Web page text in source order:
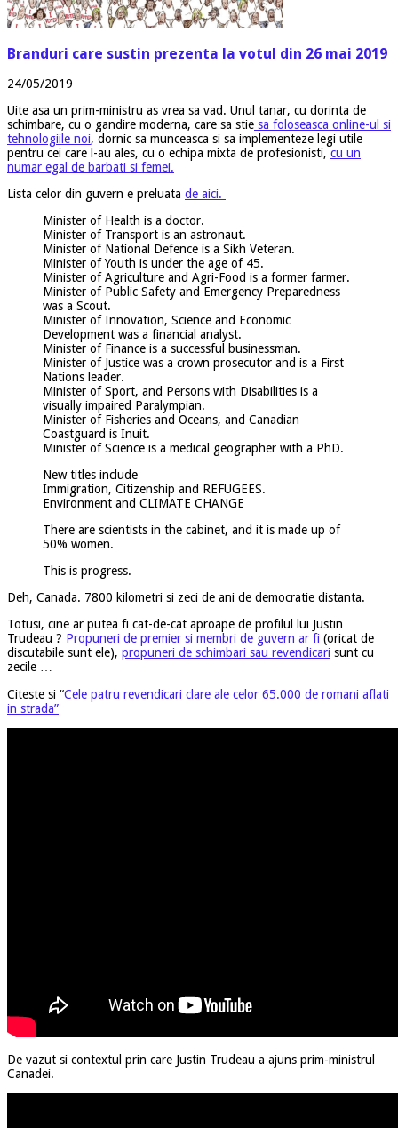
Branduri care sustin prezenta la votul din 26 mai 2019
24/05/2019
Uite asa un prim-ministru as vrea sa vad. Unul tanar, cu dorinta de
schimbare, cu o gandire moderna, care sa stie sa foloseasca online-ul si
tehnologiile noi, dornic sa munceasca si sa implementeze legi utile
pentru cei care l-au ales, cu o echipa mixta de profesionisti, cu un
numar egal de barbati si femei.
Lista celor din guvern e preluata de aici.
Minister of Health is a doctor.
Minister of Transport is an astronaut.
Minister of National Defence is a Sikh Veteran.
Minister of Youth is under the age of 45.
Minister of Agriculture and Agri-Food is a former farmer.
Minister of Public Safety and Emergency Preparedness
was a Scout.
Minister of Innovation, Science and Economic
Development was a financial analyst.
Minister of Finance is a successful businessman.
Minister of Justice was a crown prosecutor and is a First
Nations leader.
Minister of Sport, and Persons with Disabilities is a
visually impaired Paralympian.
Minister of Fisheries and Oceans, and Canadian
Coastguard is Inuit.
Minister of Science is a medical geographer with a PhD.
New titles include
Immigration, Citizenship and REFUGEES.
Environment and CLIMATE CHANGE
There are scientists in the cabinet, and it is made up of
50% women.
This is progress.
Deh, Canada. 7800 kilometri si zeci de ani de democratie distanta.
Totusi, cine ar putea fi cat-de-cat aproape de profilul lui Justin
Trudeau ? Propuneri de premier si membri de guvern ar fi (oricat de
discutabile sunt ele), propuneri de schimbari sau revendicari sunt cu
zecile …
Citeste si “Cele patru revendicari clare ale celor 65.000 de romani aflati
in strada”
De vazut si contextul prin care Justin Trudeau a ajuns prim-ministrul
Canadei.